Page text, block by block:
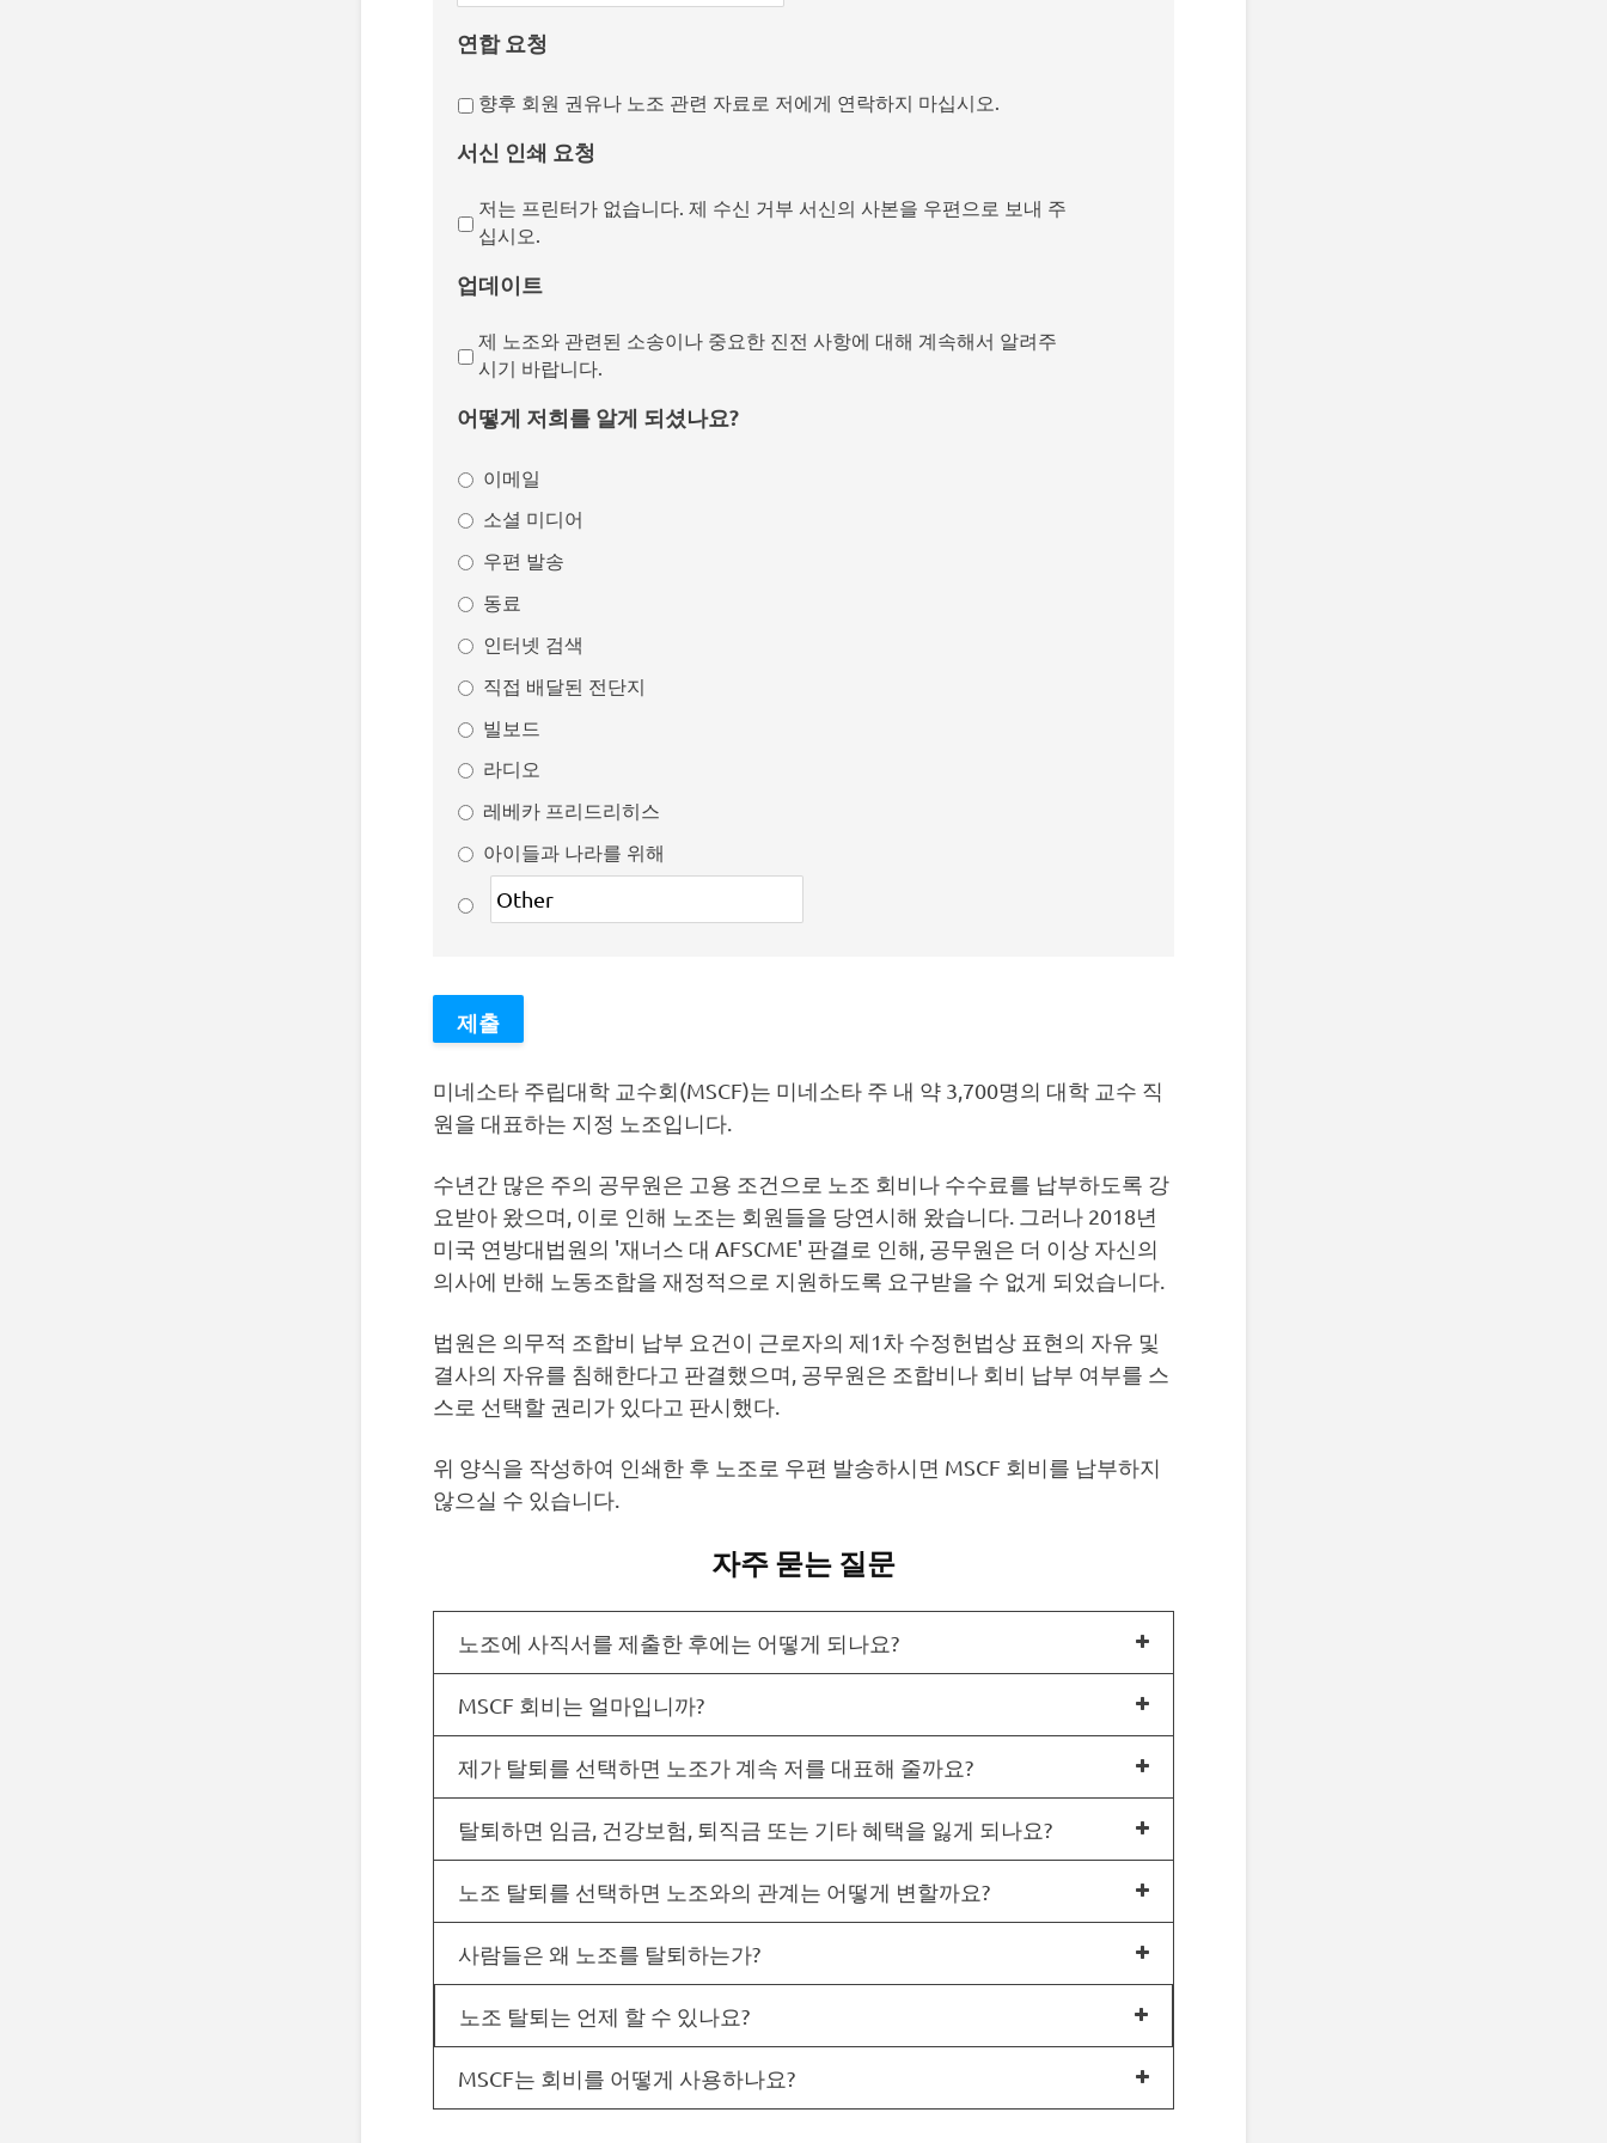
연합 요청
향후 회원 권유나 노조 관련 자료로 저에게 연락하지 마십시오.
서신 인쇄 요청
저는 프린터가 없습니다. 제 수신 거부 서신의 사본을 우편으로 보내 주
십시오.
업데이트
제 노조와 관련된 소송이나 중요한 진전 사항에 대해 계속해서 알려주
시기 바랍니다.
어떻게 저희를 알게 되셨나요?
이메일
소셜 미디어
우편 발송
동료
인터넷 검색
직접 배달된 전단지
빌보드
라디오
레베카 프리드리히스
아이들과 나라를 위해
미네소타 주립대학 교수회(MSCF)는 미네소타 주 내 약 3,700명의 대학 교수 직
원을 대표하는 지정 노조입니다.
수년간 많은 주의 공무원은 고용 조건으로 노조 회비나 수수료를 납부하도록 강
요받아 왔으며, 이로 인해 노조는 회원들을 당연시해 왔습니다. 그러나 2018년
미국 연방대법원의 '재너스 대 AFSCME' 판결로 인해, 공무원은 더 이상 자신의
의사에 반해 노동조합을 재정적으로 지원하도록 요구받을 수 없게 되었습니다.
법원은 의무적 조합비 납부 요건이 근로자의 제1차 수정헌법상 표현의 자유 및
결사의 자유를 침해한다고 판결했으며, 공무원은 조합비나 회비 납부 여부를 스
스로 선택할 권리가 있다고 판시했다.
위 양식을 작성하여 인쇄한 후 노조로 우편 발송하시면 MSCF 회비를 납부하지
않으실 수 있습니다.
자주 묻는 질문
노조에 사직서를 제출한 후에는 어떻게 되나요?
MSCF 회비는 얼마입니까?
제가 탈퇴를 선택하면 노조가 계속 저를 대표해 줄까요?
탈퇴하면 임금, 건강보험, 퇴직금 또는 기타 혜택을 잃게 되나요?
노조 탈퇴를 선택하면 노조와의 관계는 어떻게 변할까요?
사람들은 왜 노조를 탈퇴하는가?
노조 탈퇴는 언제 할 수 있나요?
MSCF는 회비를 어떻게 사용하나요?